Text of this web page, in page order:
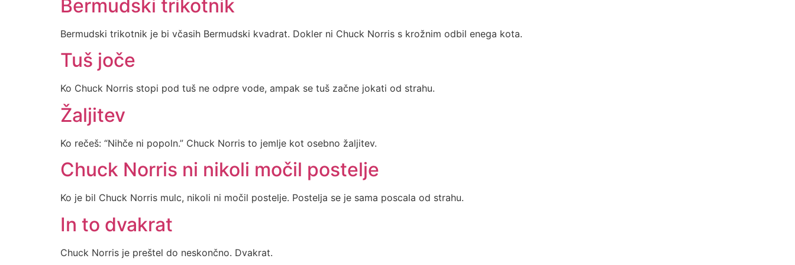
Bermudski trikotnik
Bermudski trikotnik je bi včasih Bermudski kvadrat. Dokler ni Chuck Norris s krožnim odbil enega kota.
Tuš joče
Ko Chuck Norris stopi pod tuš ne odpre vode, ampak se tuš začne jokati od strahu.
Žaljitev
Ko rečeš: “Nihče ni popoln.” Chuck Norris to jemlje kot osebno žaljitev.
Chuck Norris ni nikoli močil postelje
Ko je bil Chuck Norris mulc, nikoli ni močil postelje. Postelja se je sama poscala od strahu.
In to dvakrat
Chuck Norris je preštel do neskončno. Dvakrat.